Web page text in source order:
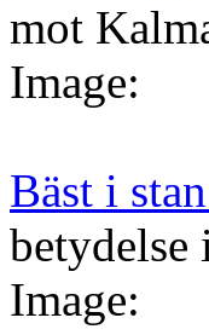
mot
Image:
Bäst i
betydelse
Image: